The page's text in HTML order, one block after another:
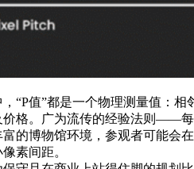
“P值”都是一个物理测量值：
价格。广为流传的经验法则——
的博物馆环境，参观者可能会
素间距。